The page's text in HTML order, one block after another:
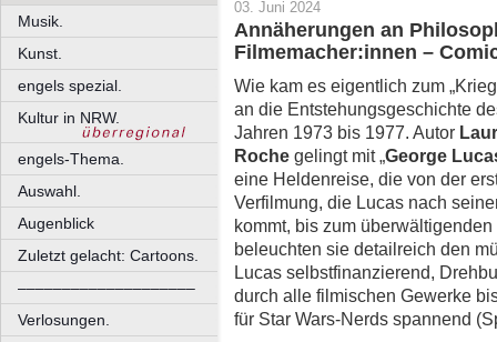
Musik.
Kunst.
engels spezial.
Kultur in NRW.
engels-Thema.
Auswahl.
Augenblick
Zuletzt gelacht: Cartoons.
––––––––––––––––––––
Verlosungen.
03. Juni 2024
Annäherungen an
Filmemacher:innen –
Wie kam es eigentlich zum
an die Entstehungsgeschichte
Jahren 1973 bis 1977. Autor
Roche gelingt mit „George
eine Heldenreise, die von der
Verfilmung, die Lucas nach
kommt, bis zum
beleuchten sie detailreich den
Lucas selbstfinanzierend,
durch alle filmischen Gewerke
für Star Wars-Nerds spannend